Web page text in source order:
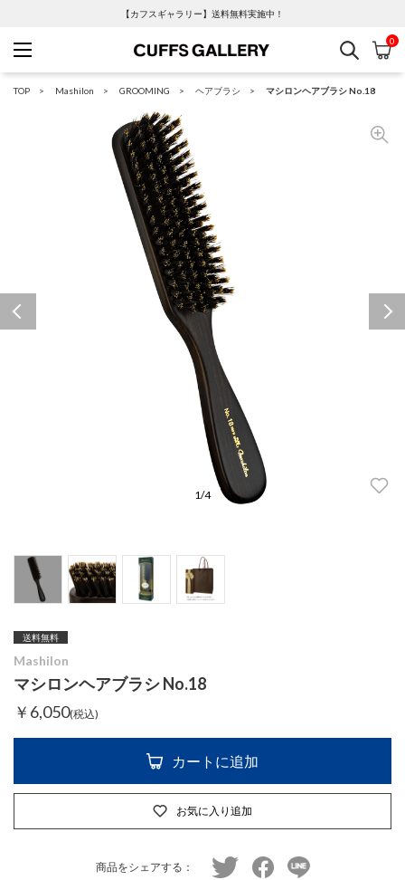
【カフスギャラリー】送料無料実施中！
Cuffs Gallery
検索 カ
0
TOP Mashilon GROOMING ヘアブラシ マシロンヘアブラシ No.18
1/4
送料無料
Mashilon
マシロンヘアブラシ No.18
￥6,050(税込)
カートに追加
お気に入り追加
商品をシェアする： twitter facebookline